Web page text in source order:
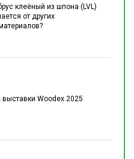
клеёный из шпона (LVL)
от других
выставки Woodex 2025